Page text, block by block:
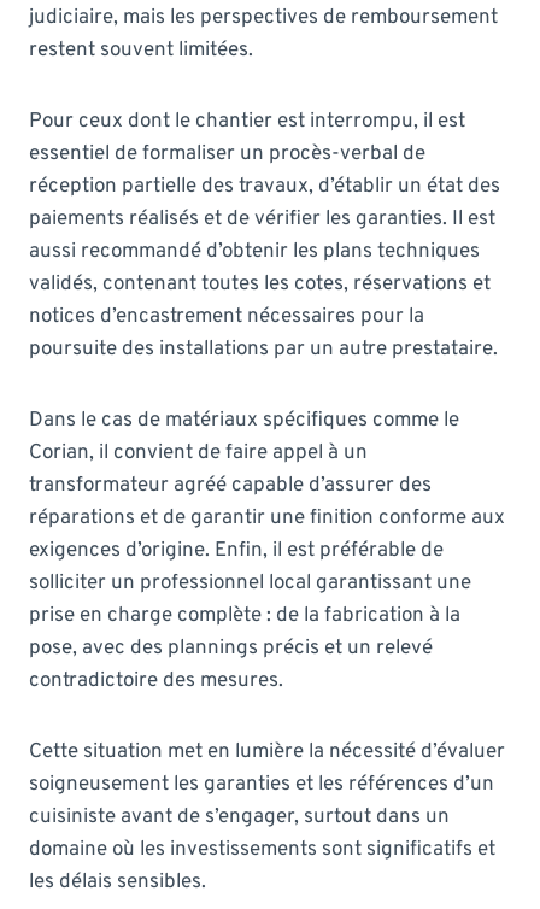
judiciaire, mais les perspectives de remboursement
restent souvent limitées.
Pour ceux dont le chantier est interrompu, il est
essentiel de formaliser un procès-verbal de
réception partielle des travaux, d’établir un état des
paiements réalisés et de vérifier les garanties. Il est
aussi recommandé d’obtenir les plans techniques
validés, contenant toutes les cotes, réservations et
notices d’encastrement nécessaires pour la
poursuite des installations par un autre prestataire.
Dans le cas de matériaux spécifiques comme le
Corian, il convient de faire appel à un
transformateur agréé capable d’assurer des
réparations et de garantir une finition conforme aux
exigences d’origine. Enfin, il est préférable de
solliciter un professionnel local garantissant une
prise en charge complète : de la fabrication à la
pose, avec des plannings précis et un relevé
contradictoire des mesures.
Cette situation met en lumière la nécessité d’évaluer
soigneusement les garanties et les références d’un
cuisiniste avant de s’engager, surtout dans un
domaine où les investissements sont significatifs et
les délais sensibles.